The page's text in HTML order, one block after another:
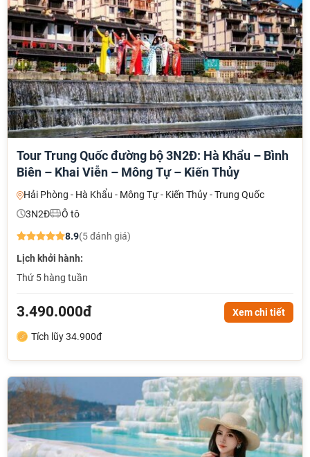
Tour Trung Quốc đường bộ 3N2Đ: Hà Khẩu – Bình
Biên – Khai Viễn – Mông Tự – Kiến Thủy
Hải Phòng - Hà Khẩu - Mông Tự - Kiến Thủy - Trung Quốc
3N2Đ
Ô tô
8.9(5 đánh giá)
Lịch khởi hành:
Thứ 5 hàng tuần
3.490.000đ Xem chi tiết
Tích lũy 34.900đ